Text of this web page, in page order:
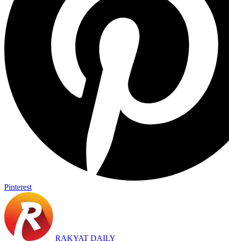
Pinterest
RAKYAT DAILY